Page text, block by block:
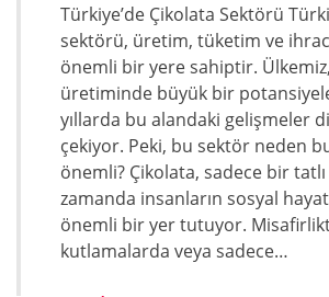
Türkiye’de Çikolata Sektörü
sektörü, üretim, tüketim ve
önemli bir yere sahiptir.
üretiminde büyük bir
yıllarda bu alandaki gelişmeler
çekiyor. Peki, bu sektör neden
önemli? Çikolata, sadece bir tatlı
zamanda insanların sosyal
önemli bir yer tutuyor.
kutlamalarda veya sadece…